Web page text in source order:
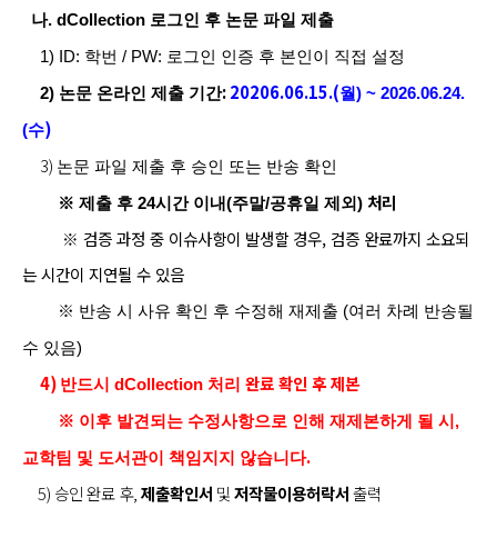
나. dCollection 로그인 후 논문 파일 제출
1) ID: 학번 / PW: 로그인 인증 후 본인이 직접 설정
2) 논문 온라인 제출 기간:20206.06.15.(월) ~ 2026.06.24.
(수)
3) 논문 파일 제출 후 승인 또는 반송 확인
※ 제출 후 24시간 이내(주말/공휴일 제외) 처리
※ 검증 과정 중 이슈사항이 발생할 경우, 검증 완료까지 소요되
는 시간이 지연될 수 있음
※ 반송 시 사유 확인 후 수정해 재제출 (여러 차례 반송될
수 있음)
4) 반드시 dCollection 처리 완료 확인 후 제본
※ 이후 발견되는 수정사항으로 인해 재제본하게 될 시 ,
교학팀 및 도서관이 책임지지 않습니다.
5) 승인 완료 후, 제출확인서 및저작물이용허락서출력